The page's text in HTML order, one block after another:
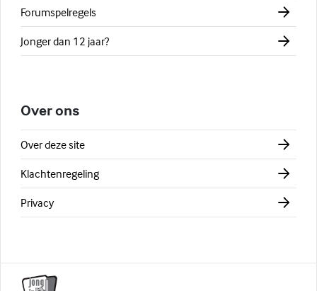
Forumspelregels
Jonger dan 12 jaar?
Over ons
Over deze site
Klachtenregeling
Privacy